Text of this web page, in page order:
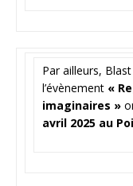
Par ailleurs,
l’évènement «
imaginaires »
avril 2025 au